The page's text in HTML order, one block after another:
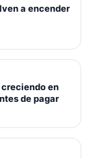
a encender
creciendo en
de pagar